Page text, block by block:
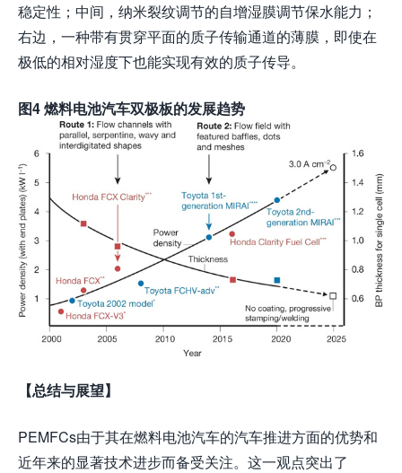
稳定性；中间，纳米裂纹调节的自增湿膜调节保水能力；
右边，一种带有贯穿平面的质子传输通道的薄膜，即使在
极低的相对湿度下也能实现有效的质子传导。
图4 燃料电池汽车双极板的发展趋势
【总结与展望】
PEMFCs由于其在燃料电池汽车的汽车推进方面的优势和
近年来的显著技术进步而备受关注。这一观点突出了